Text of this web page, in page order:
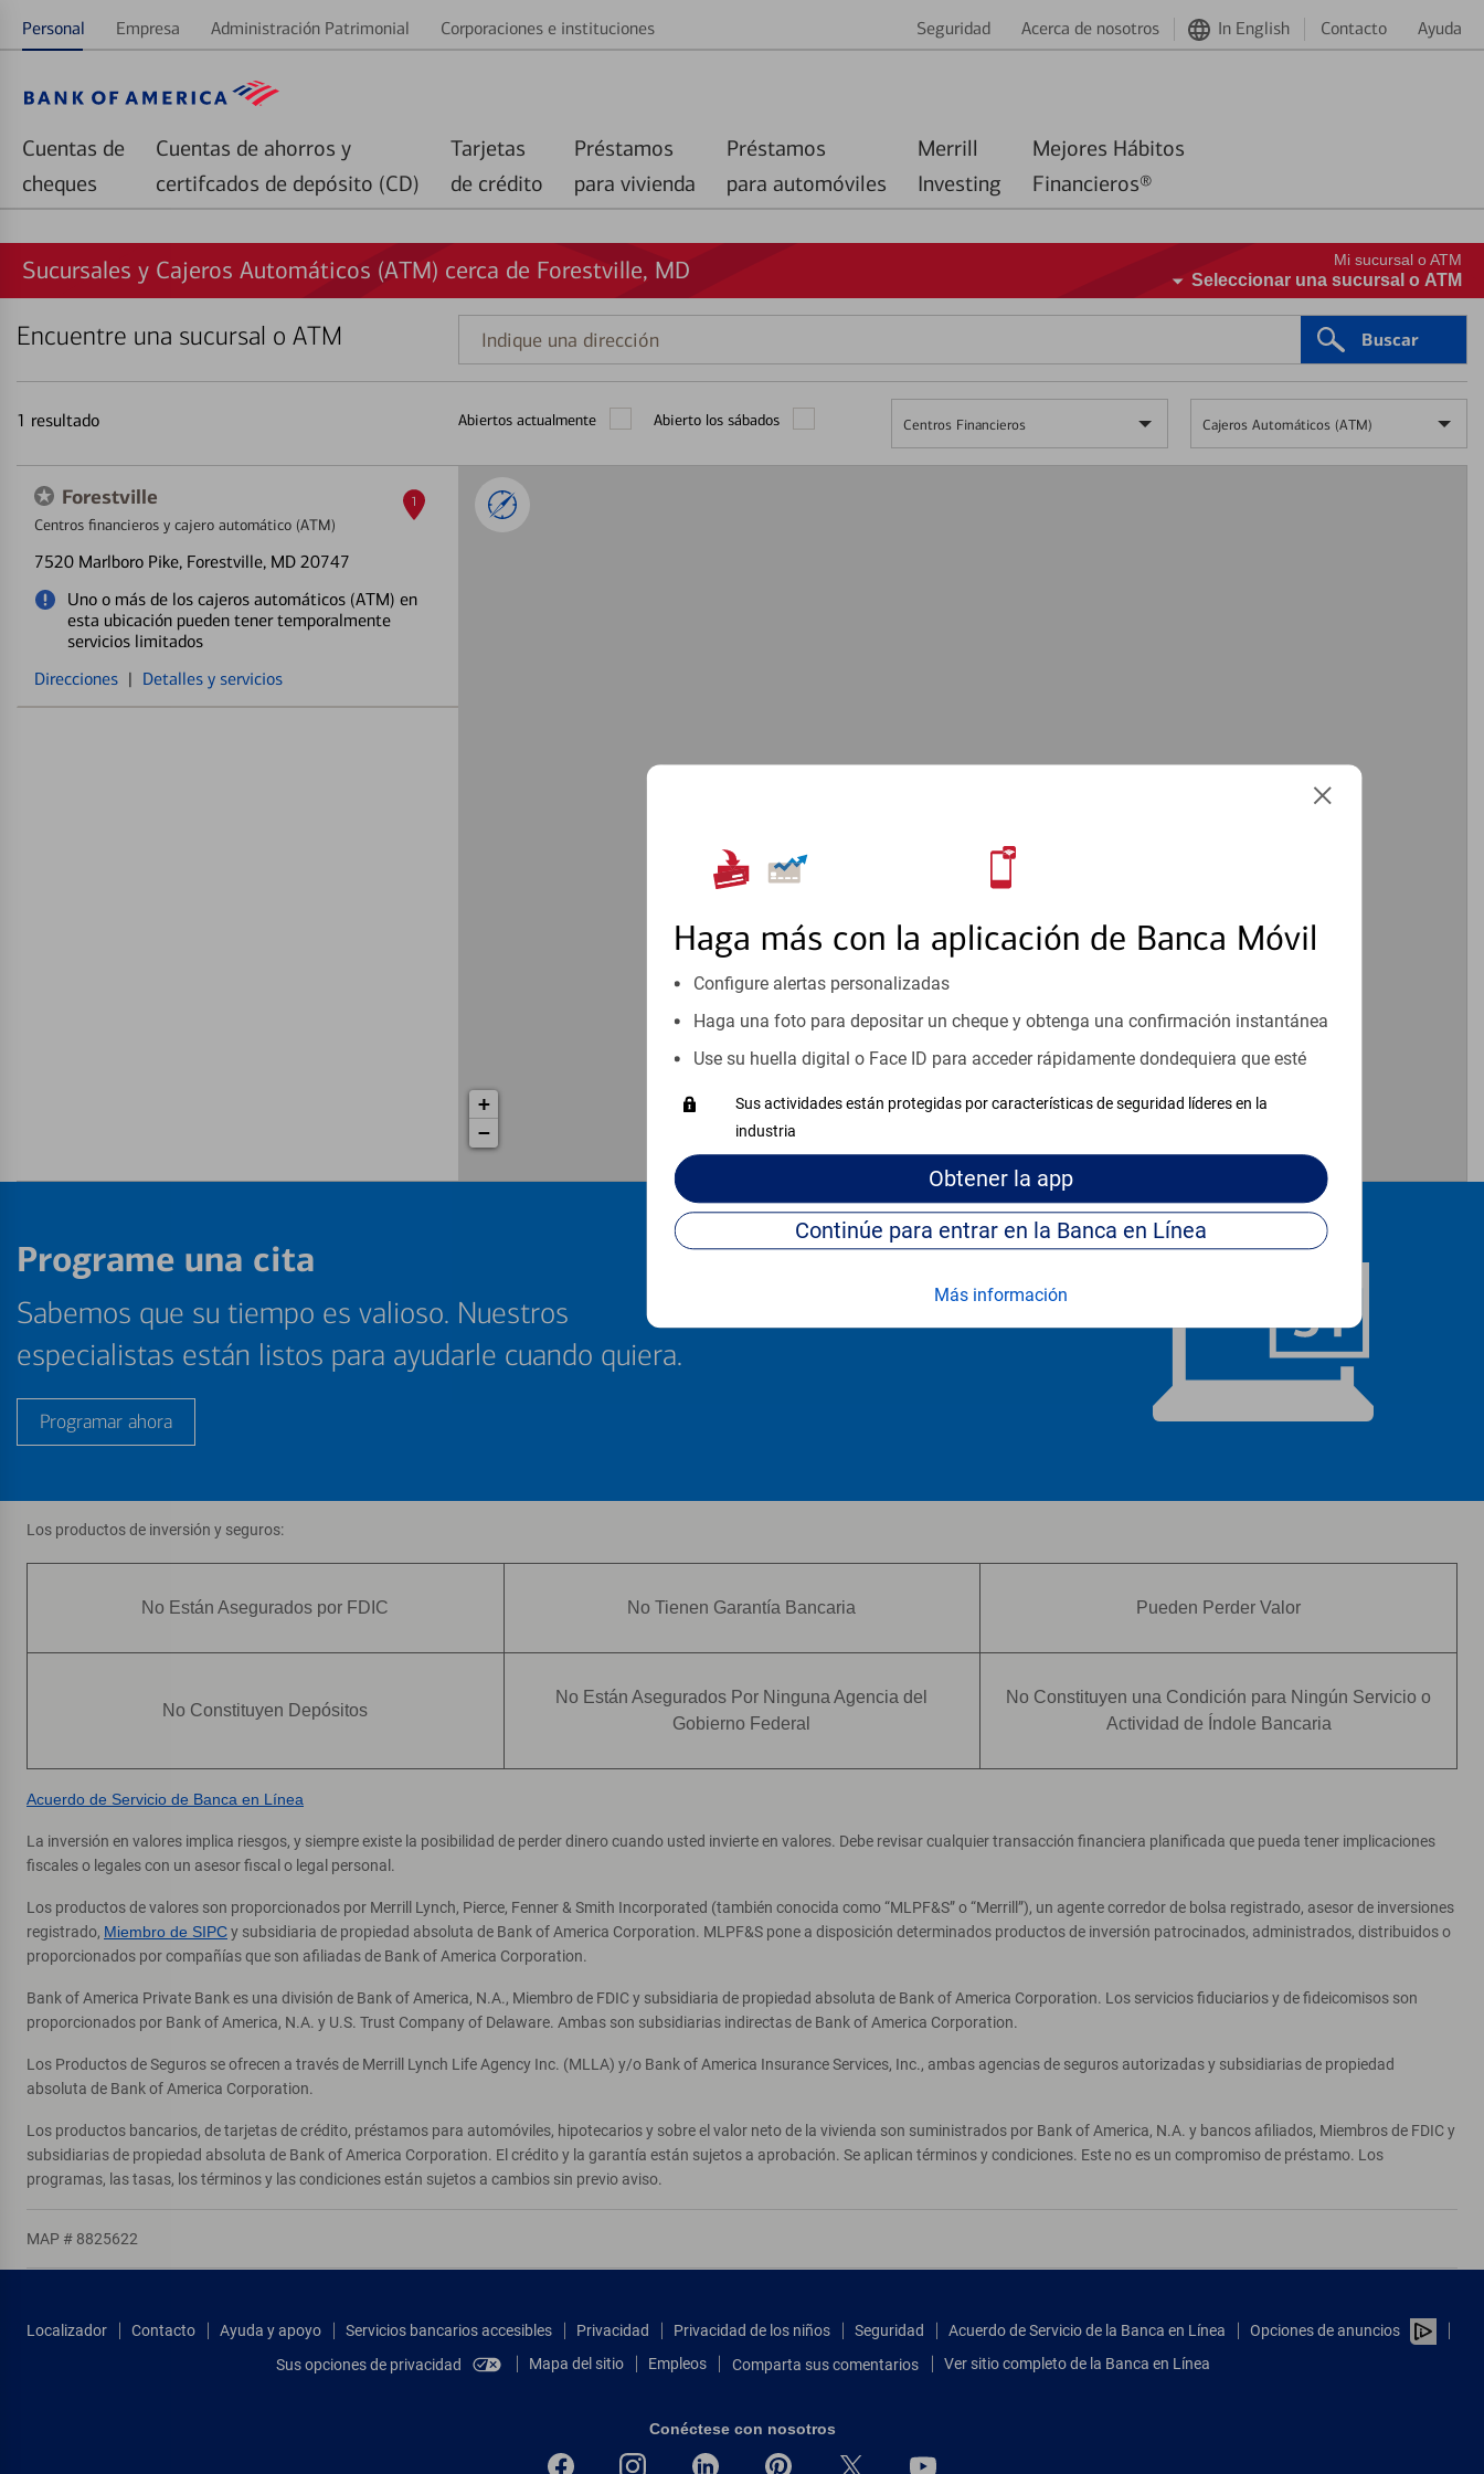
Personal Empresa Administración Patrimonial Corporaciones e instituciones Seguridad Acerca de nosotros In English Contacto Ayuda
Cuentas de
cheques
Cuentas de ahorros y
certifcados de depósito (CD)
Tarjetas
de crédito
Préstamos
para vivienda
Préstamos
para automóviles
Merrill
Investing
Mejores Hábitos
Financieros®
Haga más con la aplicación de Banca Móvil
Configure alertas personalizadas
Haga una foto para depositar un cheque y obtenga una confirmación instantánea
Use su huella digital o Face ID para acceder rápidamente dondequiera que esté
Sus actividades están protegidas por características de seguridad líderes en la
industria
Obtener la app
Continúe para entrar en la Banca en Línea
Más información
Sucursales y Cajeros Automáticos (ATM) cerca de Forestville, MD Mi sucursal o ATM
Seleccionar una sucursal o ATM
Encuentre una sucursal o ATM
Indique
una
Buscar
1 resultado Abiertos actualmente Abierto los sábados Centros Financieros Cajeros Automáticos (ATM)
Forestville
Centros financieros y cajero automático (ATM)
7520 Marlboro Pike, Forestville, MD 20747
Uno o más de los cajeros automáticos (ATM) en
esta ubicación pueden tener temporalmente
servicios limitados
Direcciones | Detalles y servicios
1
+
−
Programe una cita
Sabemos que su tiempo es valioso. Nuestros
especialistas están listos para ayudarle cuando quiera.
Programar ahora
Los productos de inversión y seguros:
No Están Asegurados por FDIC No Tienen Garantía Bancaria Pueden Perder Valor
No Constituyen Depósitos
No Están Asegurados Por Ninguna Agencia del
Gobierno Federal
No Constituyen una Condición para Ningún Servicio o
Actividad de Índole Bancaria
Acuerdo de Servicio de Banca en Línea
La inversión en valores implica riesgos, y siempre existe la posibilidad de perder dinero cuando usted invierte en valores. Debe revisar cualquier transacción financiera planificada que pueda tener implicaciones
fiscales o legales con un asesor fiscal o legal personal.
Los productos de valores son proporcionados por Merrill Lynch, Pierce, Fenner & Smith Incorporated (también conocida como “MLPF&S” o “Merrill”), un agente corredor de bolsa registrado, asesor de inversiones
registrado, Miembro de SIPCy subsidiaria de propiedad absoluta de Bank of America Corporation. MLPF&S pone a disposición determinados productos de inversión patrocinados, administrados, distribuidos o
proporcionados por compañías que son afiliadas de Bank of America Corporation.
Bank of America Private Bank es una división de Bank of America, N.A., Miembro de FDIC y subsidiaria de propiedad absoluta de Bank of America Corporation. Los servicios fiduciarios y de fideicomisos son
proporcionados por Bank of America, N.A. y U.S. Trust Company of Delaware. Ambas son subsidiarias indirectas de Bank of America Corporation.
Los Productos de Seguros se ofrecen a través de Merrill Lynch Life Agency Inc. (MLLA) y/o Bank of America Insurance Services, Inc., ambas agencias de seguros autorizadas y subsidiarias de propiedad
absoluta de Bank of America Corporation.
Los productos bancarios, de tarjetas de crédito, préstamos para automóviles, hipotecarios y sobre el valor neto de la vivienda son suministrados por Bank of America, N.A. y bancos afiliados, Miembros de FDIC y
subsidiarias de propiedad absoluta de Bank of America Corporation. El crédito y la garantía están sujetos a aprobación. Se aplican términos y condiciones. Este no es un compromiso de préstamo. Los
programas, las tasas, los términos y las condiciones están sujetos a cambios sin previo aviso.
MAP # 8825622
Localizador Contacto Ayuda y apoyo Servicios bancarios accesibles Privacidad Privacidad de los niños Seguridad Acuerdo de Servicio de la Banca en Línea
Opciones de anuncios
Sus opciones de privacidad
Mapa del sitio Empleos Comparta sus comentarios Ver sitio completo de la Banca en Línea
Conéctese con nosotros